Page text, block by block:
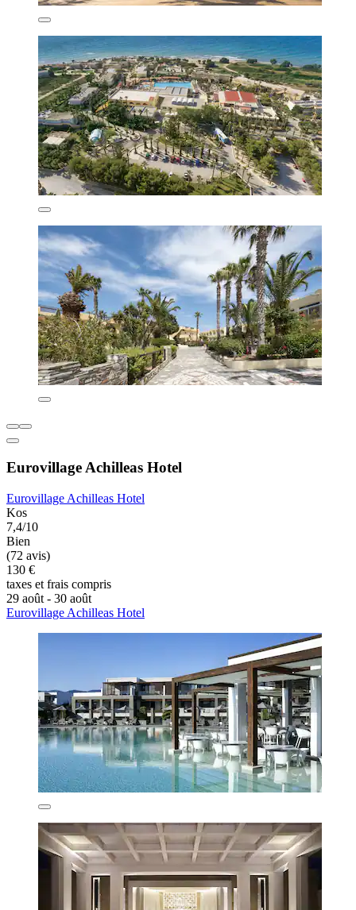
Eurovillage Achilleas Hotel
Eurovillage Achilleas Hotel
Kos
7,4/10
Bien
(72 avis)
130 €
taxes et frais compris
29 août - 30 août
Eurovillage Achilleas Hotel